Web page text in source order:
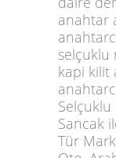
anahtar
selçuklu
kapi kilit
Selçuklu
Sancak
Tür